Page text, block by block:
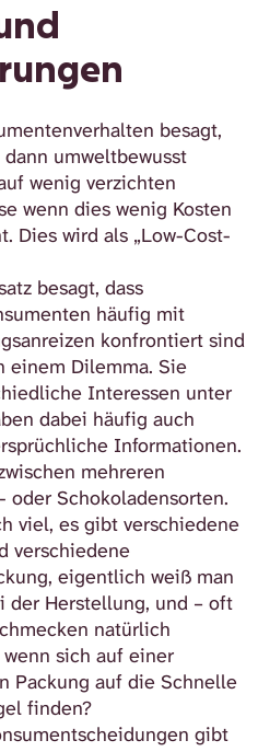
besagt,
umweltbewusst
wenig verzichten
wenn dies wenig Kosten
Dies wird als „Low-Cost-
besagt, dass
häufig mit
konfrontiert sind
einem Dilemma. Sie
Interessen unter
dabei häufig auch
Informationen.
mehreren
Schokoladensorten.
viel, es gibt verschiedene
verschiedene
eigentlich weiß man
der Herstellung, und – oft
natürlich
sich auf einer
Packung auf die Schnelle
finden?
gibt